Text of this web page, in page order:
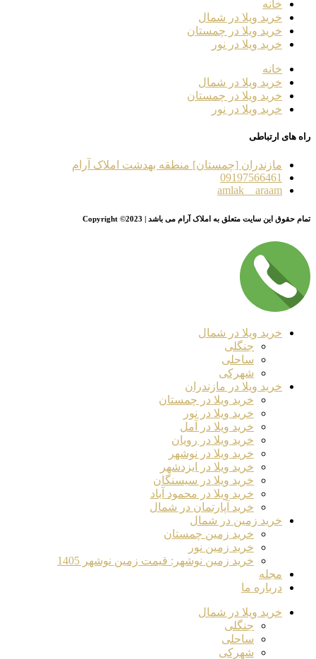
خانه
خرید ویلا در شمال
خرید ویلا در چمستان
خرید ویلا در نور
خانه
خرید ویلا در شمال
خرید ویلا در چمستان
خرید ویلا در نور
راه های ارتباطی
مازندران [چمستان] منطقه بهدشت املاک آرام
09197566461
amlak__araam
تمام حقوق این سایت متعلق به املاک آرام می باشد | Copyright ©2023
خرید ویلا در شمال
جنگلی
ساحلی
شهرکی
خرید ویلا در مازندران
خرید ویلا در چمستان
خرید ویلا در نور
خرید ویلا در آمل
خرید ویلا در رویان
خرید ویلا در نوشهر
خرید ویلا در ایزدشهر
خرید ویلا در سیسنگان
خرید ویلا در محمود آباد
خرید آپارتمان در شمال
خرید زمین در شمال
خرید زمین چمستان
خرید زمین نور
خرید زمین نوشهر: قیمت زمین نوشهر 1405
مجله
درباره ما
خرید ویلا در شمال
جنگلی
ساحلی
شهرکی